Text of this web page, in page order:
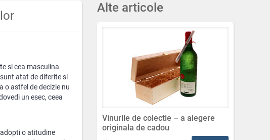
si cea masculina
atat de diferite si
o astfel de decizie nu
un esec, ceea
o atitudine
Alte articole
Vinurile de colectie – a alegere
originala de cadou